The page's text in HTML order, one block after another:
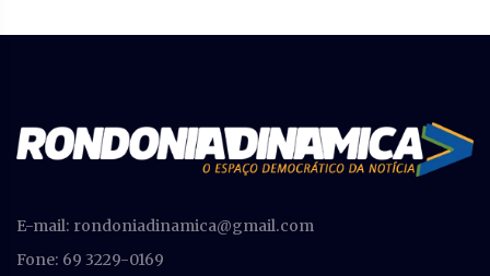
E-mail: rondoniadinamica@gmail.com
Fone: 69 3229-0169